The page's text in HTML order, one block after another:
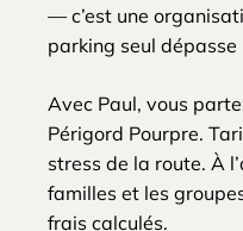
— c’est une
parking seul dépasse
Avec Paul, vous
Périgord Pourpre.
stress de la route. À
familles et les
frais calculés.